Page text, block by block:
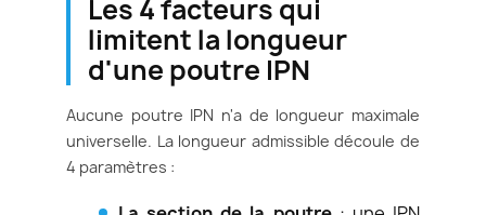
Les 4 facteurs qui
limitent la longueur
d'une poutre IPN
Aucune poutre IPN n'a de longueur maximale
universelle. La longueur admissible découle de
4 paramètres :